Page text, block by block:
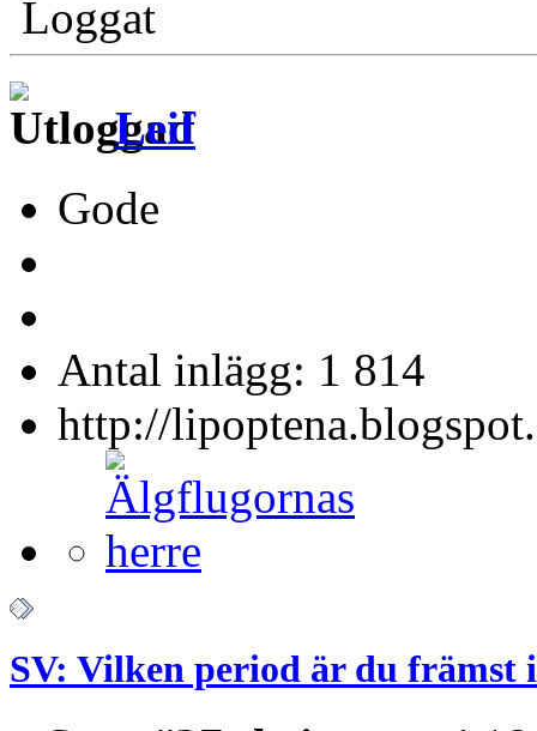
Loggat
Leif
Gode
Antal inlägg: 1 814
http://
SV: Vilken period är du främst